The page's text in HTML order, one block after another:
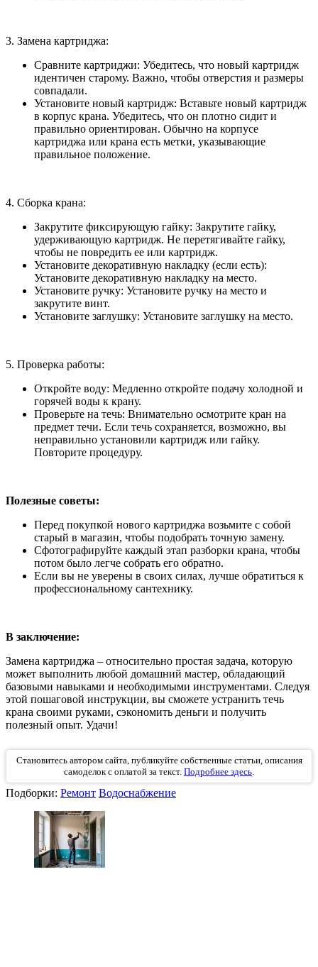
3. Замена картриджа:
Сравните картриджи: Убедитесь, что новый картридж
идентичен старому. Важно, чтобы отверстия и размеры
совпадали.
Установите новый картридж: Вставьте новый картридж
в корпус крана. Убедитесь, что он плотно сидит и
правильно ориентирован. Обычно на корпусе
картриджа или крана есть метки, указывающие
правильное положение.
4. Сборка крана:
Закрутите фиксирующую гайку: Закрутите гайку,
удерживающую картридж. Не перетягивайте гайку,
чтобы не повредить ее или картридж.
Установите декоративную накладку (если есть):
Установите декоративную накладку на место.
Установите ручку: Установите ручку на место и
закрутите винт.
Установите заглушку: Установите заглушку на место.
5. Проверка работы:
Откройте воду: Медленно откройте подачу холодной и
горячей воды к крану.
Проверьте на течь: Внимательно осмотрите кран на
предмет течи. Если течь сохраняется, возможно, вы
неправильно установили картридж или гайку.
Повторите процедуру.
Полезные советы:
Перед покупкой нового картриджа возьмите с собой
старый в магазин, чтобы подобрать точную замену.
Сфотографируйте каждый этап разборки крана, чтобы
потом было легче собрать его обратно.
Если вы не уверены в своих силах, лучше обратиться к
профессиональному сантехнику.
В заключение:
Замена картриджа – относительно простая задача, которую
может выполнить любой домашний мастер, обладающий
базовыми навыками и необходимыми инструментами. Следуя
этой пошаговой инструкции, вы сможете устранить течь
крана своими руками, сэкономить деньги и получить
полезный опыт. Удачи!
Становитесь автором сайта, публикуйте собственные статьи, описания
самоделок с оплатой за текст. Подробнее здесь.
Подборки: Ремонт Водоснабжение